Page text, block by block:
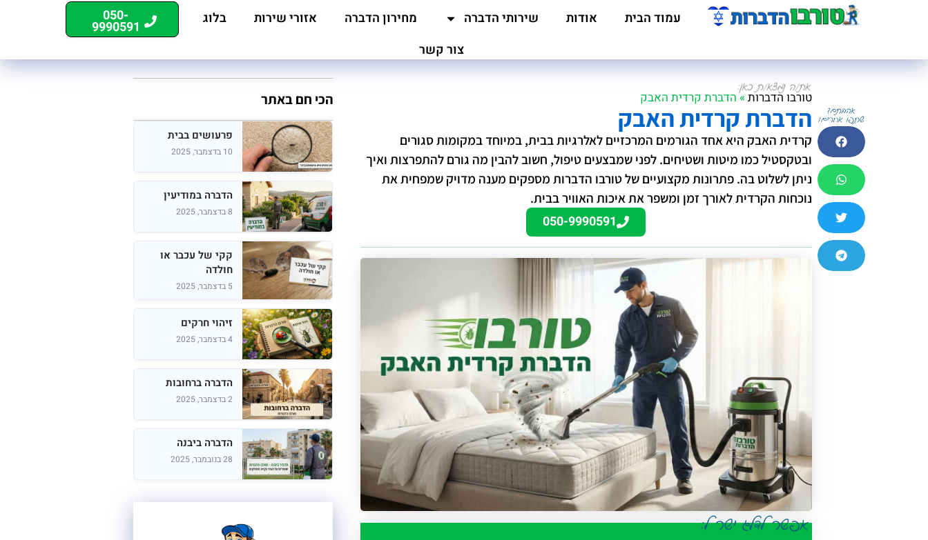
עמוד הבית אודות שירותי הדברה מחירון הדברה אזורי שירות
בלוג
צור קשר
050-
9990591
טורבו הדברות »הדברת קרדית האבק
הדברת קרדית האבק
קרדית האבק היא אחד הגורמים המרכזיים לאלרגיות בבית, במיוחד במקומות סגורים
ובטקסטיל כמו מיטות ושטיחים. לפני שמבצעים טיפול, חשוב להבין מה גורם להתפרצות ואיך
ניתן לשלוט בה. פתרונות מקצועיים של טורבו הדברות מספקים מענה מדויק שמפחית את
נוכחות הקרדית לאורך זמן ומשפר את איכות האוויר בבית.
050-9990591
הכי חם באתר
פרעושים בבית
10 בדצמבר, 2025
הדברה במודיעין
8 בדצמבר, 2025
קקי של עכבר או
חולדה
5 בדצמבר, 2025
זיהוי חרקים
4 בדצמבר, 2025
הדברה ברחובות
2 בדצמבר, 2025
הדברה ביבנה
28 בנובמבר, 2025